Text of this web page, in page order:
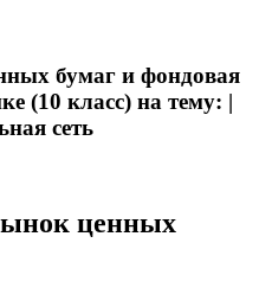
бумаг и фондовая
(10 класс) на тему: |
сеть
ценных